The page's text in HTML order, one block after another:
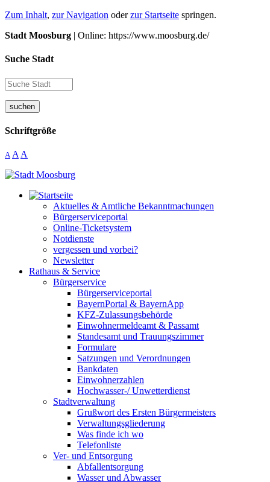
Zum Inhalt, zur Navigation oderzur Startseite springen.
Stadt Moosburg | Online: https://www.moosburg.de/
Suche Stadt
suchen
Schriftgröße
A A A
Aktuelles & Amtliche Bekanntmachungen
Bürgerserviceportal
Online-Ticketsystem
Notdienste
vergessen und vorbei?
Newsletter
Rathaus & Service
Bürgerservice
Bürgerserviceportal
BayernPortal & BayernApp
KFZ-Zulassungsbehörde
Einwohnermeldeamt & Passamt
Standesamt und Trauungszimmer
Formulare
Satzungen und Verordnungen
Bankdaten
Einwohnerzahlen
Hochwasser-/ Unwetterdienst
Stadtverwaltung
Grußwort des Ersten Bürgermeisters
Verwaltungsgliederung
Was finde ich wo
Telefonliste
Ver- und Entsorgung
Abfallentsorgung
Wasser und Abwasser